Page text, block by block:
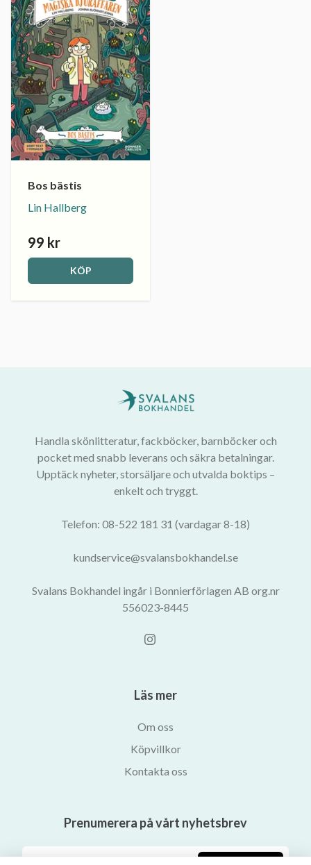
Bos bästis
Lin Hallberg
99 kr
KÖP
Handla skönlitteratur, fackböcker, barnböcker och
pocket med snabb leverans och säkra betalningar.
Upptäck nyheter, storsäljare och utvalda boktips –
enkelt och tryggt.
Telefon: 08-522 181 31 (vardagar 8-18)
kundservice@svalansbokhandel.se
Svalans Bokhandel ingår i Bonnierförlagen AB org.nr
556023-8445
Läs mer
Om oss
Köpvillkor
Kontakta oss
Prenumerera på vårt nyhetsbrev